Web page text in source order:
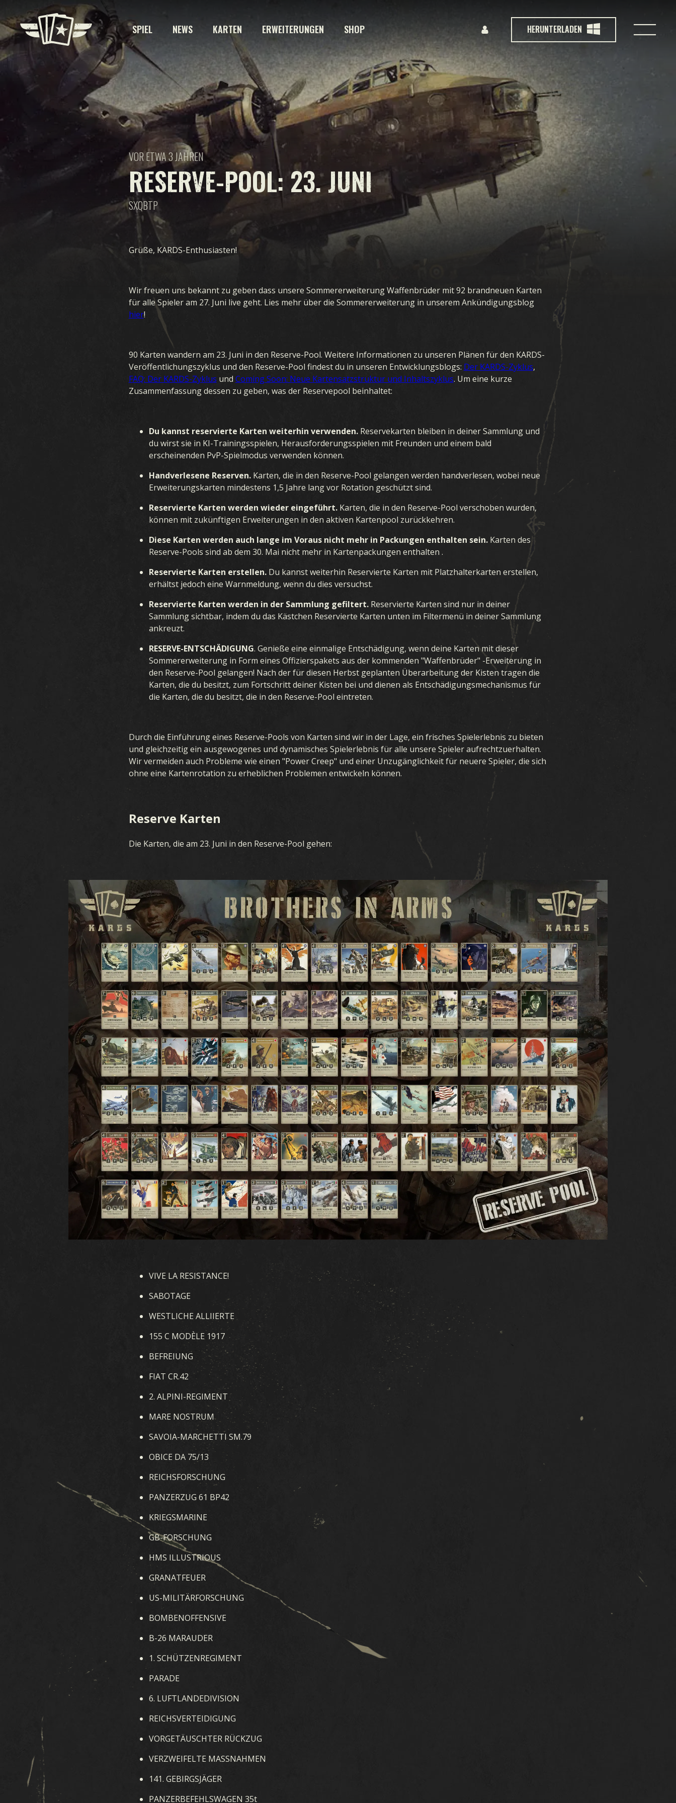
SPIEL NEWS KARTEN ERWEITERUNGEN SHOP HERUNTERLADEN
RESERVE-POOL: 23. JUNI
VOR ETWA 3 JAHREN
SXQBTP
Grüße, KARDS-Enthusiasten!
Wir freuen uns bekannt zu geben dass unsere Sommererweiterung Waffenbrüder mit 92 brandneuen Karten
für alle Spieler am 27. Juni live geht. Lies mehr über die Sommererweiterung in unserem Ankündigungsblog
hier!
90 Karten wandern am 23. Juni in den Reserve-Pool. Weitere Informationen zu unseren Plänen für den KARDS-
Veröffentlichungszyklus und den Reserve-Pool findest du in unseren Entwicklungsblogs: Der KARDS-Zyklus,
FAQ: Der KARDS-Zyklus und Coming Soon: Neue Kartensatzstruktur und Inhaltszyklus. Um eine kurze
Zusammenfassung dessen zu geben, was der Reservepool beinhaltet:
Du kannst reservierte Karten weiterhin verwenden. Reservekarten bleiben in deiner Sammlung und
du wirst sie in KI-Trainingsspielen, Herausforderungsspielen mit Freunden und einem bald
erscheinenden PvP-Spielmodus verwenden können.
Handverlesene Reserven. Karten, die in den Reserve-Pool gelangen werden handverlesen, wobei neue
Erweiterungskarten mindestens 1,5 Jahre lang vor Rotation geschützt sind.
Reservierte Karten werden wieder eingeführt.Karten, die in den Reserve-Pool verschoben wurden,
können mit zukünftigen Erweiterungen in den aktiven Kartenpool zurückkehren.
Diese Karten werden auch lange im Voraus nicht mehr in Packungen enthalten sein.Karten des
Reserve-Pools sind ab dem 30. Mai nicht mehr in Kartenpackungen enthalten .
Reservierte Karten erstellen.Du kannst weiterhin Reservierte Karten mit Platzhalterkarten erstellen,
erhältst jedoch eine Warnmeldung, wenn du dies versuchst.
Reservierte Karten werden in der Sammlung gefiltert.Reservierte Karten sind nur in deiner
Sammlung sichtbar, indem du das Kästchen Reservierte Karten unten im Filtermenü in deiner Sammlung
ankreuzt.
RESERVE-ENTSCHÄDIGUNG. Genieße eine einmalige Entschädigung, wenn deine Karten mit dieser
Sommererweiterung in Form eines Offizierspakets aus der kommenden "Waffenbrüder" -Erweiterung in
den Reserve-Pool gelangen! Nach der für diesen Herbst geplanten Überarbeitung der Kisten tragen die
Karten, die du besitzt, zum Fortschritt deiner Kisten bei und dienen als Entschädigungsmechanismus für
die Karten, die du besitzt, die in den Reserve-Pool eintreten.
Durch die Einführung eines Reserve-Pools von Karten sind wir in der Lage, ein frisches Spielerlebnis zu bieten
und gleichzeitig ein ausgewogenes und dynamisches Spielerlebnis für alle unsere Spieler aufrechtzuerhalten.
Wir vermeiden auch Probleme wie einen "Power Creep" und einer Unzugänglichkeit für neuere Spieler, die sich
ohne eine Kartenrotation zu erheblichen Problemen entwickeln können.
Reserve Karten
Die Karten, die am 23. Juni in den Reserve-Pool gehen:
VIVE LA RESISTANCE!
SABOTAGE
WESTLICHE ALLIIERTE
155 C MODÈLE 1917
BEFREIUNG
FIAT CR.42
2. ALPINI-REGIMENT
MARE NOSTRUM
SAVOIA-MARCHETTI SM.79
OBICE DA 75/13
REICHSFORSCHUNG
PANZERZUG 61 BP42
KRIEGSMARINE
GB-FORSCHUNG
HMS ILLUSTRIOUS
GRANATFEUER
US-MILITÄRFORSCHUNG
BOMBENOFFENSIVE
B-26 MARAUDER
1. SCHÜTZENREGIMENT
PARADE
6. LUFTLANDEDIVISION
REICHSVERTEIDIGUNG
VORGETÄUSCHTER RÜCKZUG
VERZWEIFELTE MASSNAHMEN
141. GEBIRGSJÄGER
PANZERBEFEHLSWAGEN 35t
SPIEL
WAS IST KARDS
WIE MAN SPIELT
SHOP
NATIONEN
KARDS AKADEMIE
FAQ
KARTEN
KOLLEKTION
DECKBUILDER
DECKS
DRAFT
ERWEITERUNGEN
STURM OZEANIENS
KRIEGSBEGINN
HEIMATFRONT
LUFTHERRSCHAFT
KRIEG ZUR SEE
VEREINTE FRONT
BLUT UND EISEN
VERDECKTE OPERATIONEN
WINTERKRIEG
WAFFENBRÜDER
DURCHBRUCH
KRIEGSSCHAUPLÄTZE
ALLEGIANCE
HERUNTERLADEN
SUPPORT
NEWS
COMMUNITY
KARDS E-SPORT
RESSOURCEN